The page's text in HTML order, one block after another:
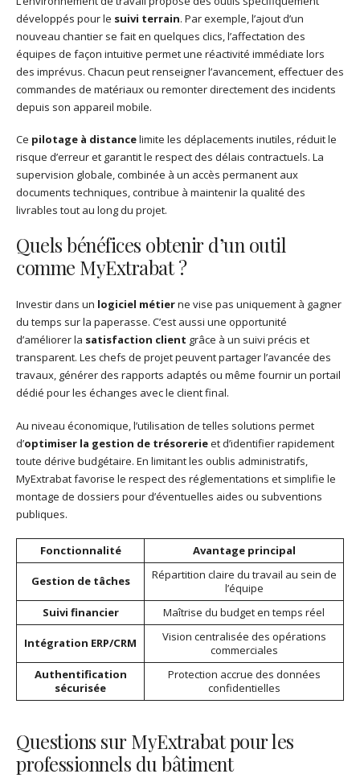
développés pour le suivi terrain. Par exemple, l’ajout d’un
nouveau chantier se fait en quelques clics, l’affectation des
équipes de façon intuitive permet une réactivité immédiate lors
des imprévus. Chacun peut renseigner l’avancement, effectuer des
commandes de matériaux ou remonter directement des incidents
depuis son appareil mobile.
Ce pilotage à distancelimite les déplacements inutiles, réduit le
risque d’erreur et garantit le respect des délais contractuels. La
supervision globale, combinée à un accès permanent aux
documents techniques, contribue à maintenir la qualité des
livrables tout au long du projet.
Quels bénéfices obtenir d’un outil
comme MyExtrabat ?
Investir dans un logiciel métierne vise pas uniquement à gagner
du temps sur la paperasse. C’est aussi une opportunité
d’améliorer la satisfaction client grâce à un suivi précis et
transparent. Les chefs de projet peuvent partager l’avancée des
travaux, générer des rapports adaptés ou même fournir un portail
dédié pour les échanges avec le client final.
Au niveau économique, l’utilisation de telles solutions permet
d’optimiser la gestion de trésorerieet d’identifier rapidement
toute dérive budgétaire. En limitant les oublis administratifs,
MyExtrabat favorise le respect des réglementations et simplifie le
montage de dossiers pour d’éventuelles aides ou subventions
publiques.
Fonctionnalité Avantage principal
Gestion de tâches
Répartition claire du travail au sein de
l’équipe
Suivi financier
Maîtrise du budget en temps réel
Intégration ERP/CRM
Vision centralisée des opérations
commerciales
Authentification
sécurisée
Protection accrue des données
confidentielles
Questions sur MyExtrabat pour les
professionnels du bâtiment